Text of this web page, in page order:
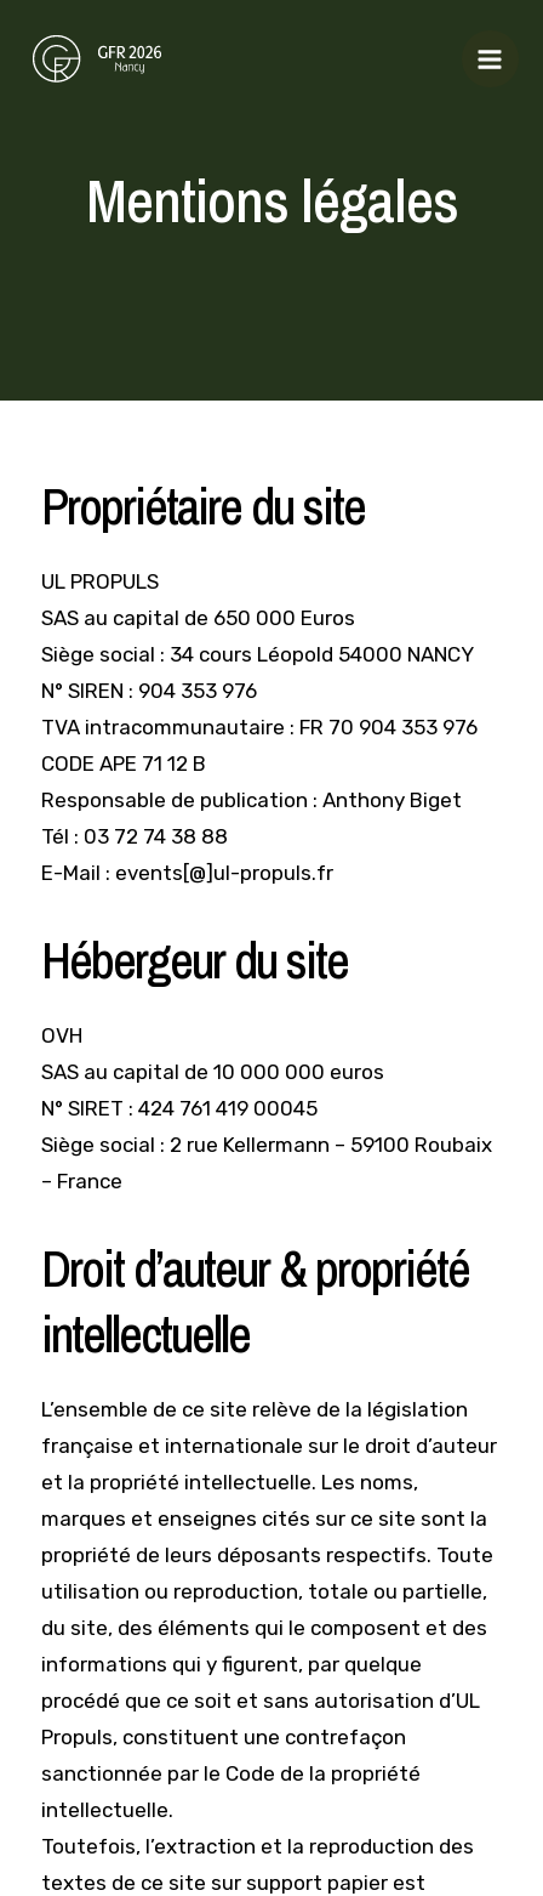
contenu
Mentions légales
Propriétaire du site
UL PROPULS
SAS au capital de 650 000 Euros
Siège social : 34 cours Léopold 54000 NANCY
N° SIREN : 904 353 976
TVA intracommunautaire : FR 70 904 353 976
CODE APE 71 12 B
Responsable de publication : Anthony Biget
Tél : 03 72 74 38 88
E-Mail : events[@]ul-propuls.fr
Hébergeur du site
OVH
SAS au capital de 10 000 000 euros
N° SIRET : 424 761 419 00045
Siège social : 2 rue Kellermann – 59100 Roubaix
– France
Droit d’auteur & propriété
intellectuelle
L’ensemble de ce site relève de la législation
française et internationale sur le droit d’auteur
et la propriété intellectuelle. Les noms,
marques et enseignes cités sur ce site sont la
propriété de leurs déposants respectifs. Toute
utilisation ou reproduction, totale ou partielle,
du site, des éléments qui le composent et des
informations qui y figurent, par quelque
procédé que ce soit et sans autorisation d’UL
Propuls, constituent une contrefaçon
sanctionnée par le Code de la propriété
intellectuelle.
Toutefois, l’extraction et la reproduction des
textes de ce site sur support papier est